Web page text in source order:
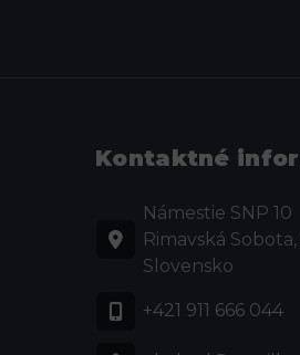
Kontaktné
Námestie SNP 10
Rimavská Sobota,
Slovensko
+421 911 666 044